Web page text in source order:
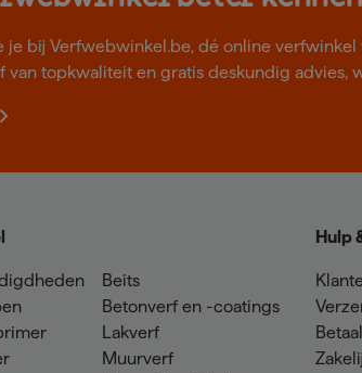
je bij Verfwebwinkel.be, dé online verfwinkel
van topkwaliteit en gratis deskundig advies,
Beits
Betonverf en -coatings
Lakverf
Muurverf
Hulp